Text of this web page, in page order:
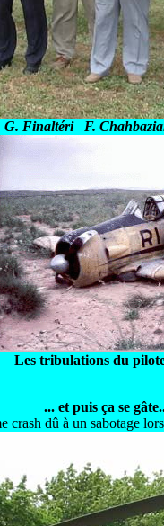
G. Finaltéri
Les tribulations du
... et puis ça se
crash dû à un sabotage